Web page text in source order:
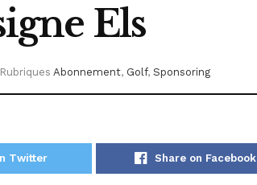
Els
Rubriques Abonnement, Golf, Sponsoring
Twitter Share on Facebook